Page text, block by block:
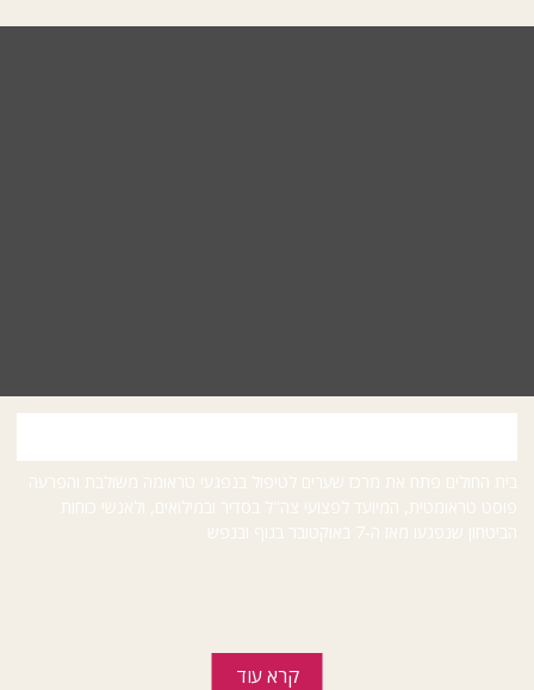
בית החולים פתח את מרכז שערים לטיפול בנפגעי טראומה משולבת והפרעה
פוסט טראומטית, המיועד לפצועי צה"ל בסדיר ובמילואים, ולאנשי כוחות
הביטחון שנפגעו מאז ה-7 באוקטובר בגוף ובנפש
קרא עוד